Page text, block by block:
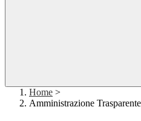
Home >
Amministrazione Trasparente